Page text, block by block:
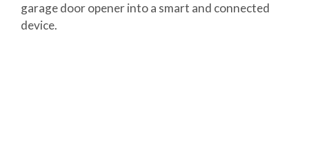
garage door opener into a smart and connected
device.